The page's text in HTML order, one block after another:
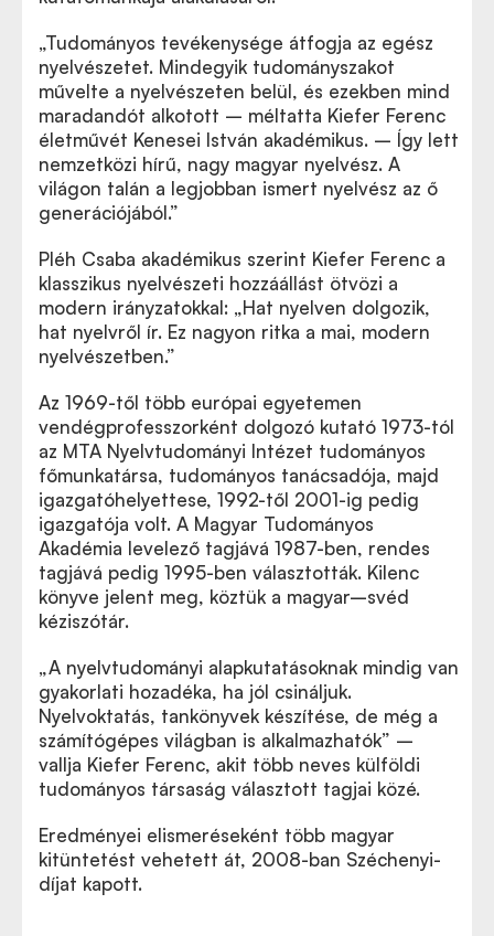
„Tudományos tevékenysége átfogja az egész
nyelvészetet. Mindegyik tudományszakot
művelte a nyelvészeten belül, és ezekben mind
maradandót alkotott – méltatta Kiefer Ferenc
életművét Kenesei István akadémikus. – Így lett
nemzetközi hírű, nagy magyar nyelvész. A
világon talán a legjobban ismert nyelvész az ő
generációjából.”
Pléh Csaba akadémikus szerint Kiefer Ferenc a
klasszikus nyelvészeti hozzáállást ötvözi a
modern irányzatokkal: „Hat nyelven dolgozik,
hat nyelvről ír. Ez nagyon ritka a mai, modern
nyelvészetben.”
Az 1969-től több európai egyetemen
vendégprofesszorként dolgozó kutató 1973-tól
az MTA Nyelvtudományi Intézet tudományos
főmunkatársa, tudományos tanácsadója, majd
igazgatóhelyettese, 1992-től 2001-ig pedig
igazgatója volt. A Magyar Tudományos
Akadémia levelező tagjává 1987-ben, rendes
tagjává pedig 1995-ben választották. Kilenc
könyve jelent meg, köztük a magyar–svéd
kéziszótár.
„A nyelvtudományi alapkutatásoknak mindig van
gyakorlati hozadéka, ha jól csináljuk.
Nyelvoktatás, tankönyvek készítése, de még a
számítógépes világban is alkalmazhatók” –
vallja Kiefer Ferenc, akit több neves külföldi
tudományos társaság választott tagjai közé.
Eredményei elismeréseként több magyar
kitüntetést vehetett át, 2008-ban Széchenyi-
díjat kapott.